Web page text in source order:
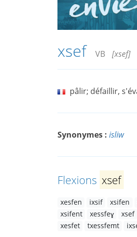
xsef VB [xsef]
pâlir; défaillir,
Synonymes : isliw
Flexions xsef
xesfen ixsif xsifen
xsifent
xessfeɣ xsef
xesfet
txessfemt